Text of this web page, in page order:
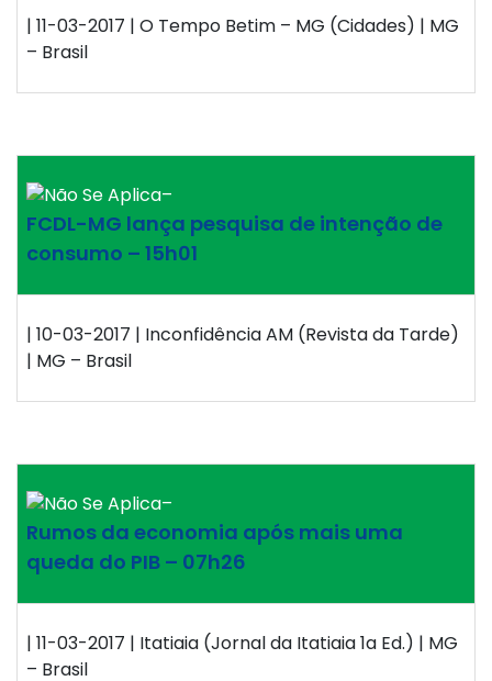
| 11-03-2017 | O Tempo Betim – MG (Cidades) | MG
– Brasil
–
FCDL-MG lança pesquisa de intenção de
consumo – 15h01
| 10-03-2017 | Inconfidência AM (Revista da Tarde)
| MG – Brasil
–
Rumos da economia após mais uma
queda do PIB – 07h26
| 11-03-2017 | Itatiaia (Jornal da Itatiaia 1a Ed.) | MG
– Brasil